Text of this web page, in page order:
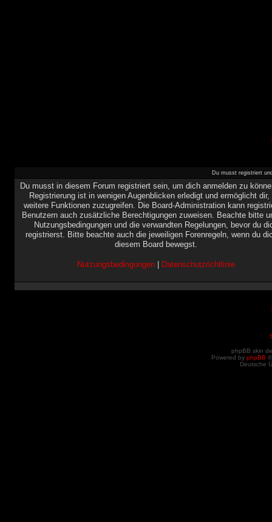
Du musst registriert
Du musst in diesem Forum registriert sein, um dich anmelden zu
Registrierung ist in wenigen Augenblicken erledigt und ermöglicht dir,
weitere Funktionen zuzugreifen. Die Board-Administration kann
Benutzern auch zusätzliche Berechtigungen zuweisen. Beachte bitte
Nutzungsbedingungen und die verwandten Regelungen, bevor du
registrierst. Bitte beachte auch die jeweiligen Forenregeln, wenn du
diesem Board bewegst.
Nutzungsbedingungen| Datenschutzrichtlinie
phpBB skin
Powered by phpBB
Deutsche